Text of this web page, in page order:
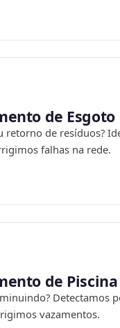
de Esgoto
retorno de resíduos?
falhas na rede.
de Piscina
Detectamos
vazamentos.